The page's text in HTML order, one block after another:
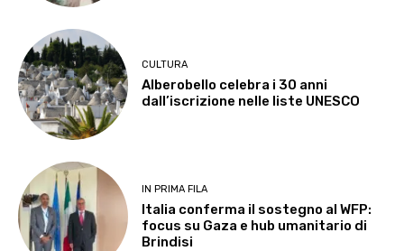
CULTURA
Alberobello celebra i 30 anni
dall’iscrizione nelle liste UNESCO
IN PRIMA FILA
Italia conferma il sostegno al WFP:
focus su Gaza e hub umanitario di
Brindisi